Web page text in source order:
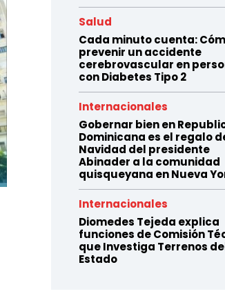
Salud
Cada minuto cuenta:
prevenir un accidente
cerebrovascular en
con Diabetes Tipo 2
Internacionales
Gobernar bien en
Dominicana es el regalo
Navidad del presidente
Abinader a la comunidad
quisqueyana en Nueva
Internacionales
Diomedes Tejeda explica
funciones de Comisión
que Investiga Terrenos
Estado